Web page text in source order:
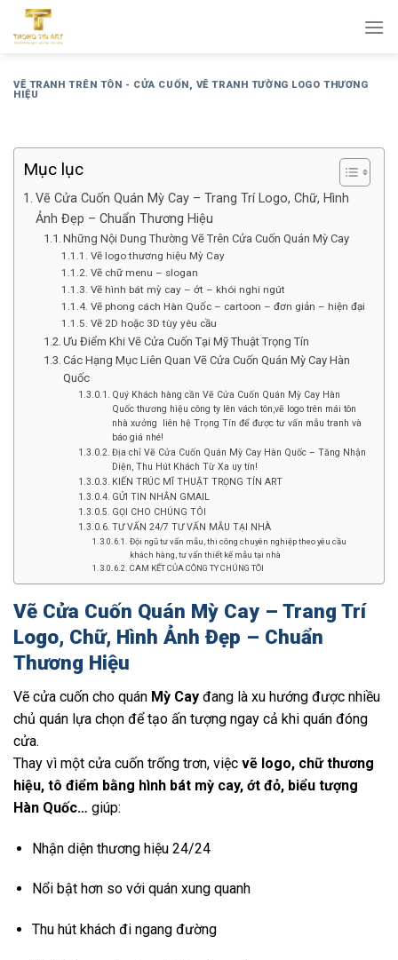
qua
dungVẼ TRANH TRÊN TÔN - CỬA CUỐN, VẼ TRANH TƯỜNG LOGO THƯƠNG
HIỆU
Mục lục
Vẽ Cửa Cuốn Quán Mỳ Cay – Trang Trí Logo, Chữ, Hình
Ảnh Đẹp – Chuẩn Thương Hiệu
Những Nội Dung Thường Vẽ Trên Cửa Cuốn Quán Mỳ Cay
Vẽ logo thương hiệu Mỳ Cay
Vẽ chữ menu – slogan
Vẽ hình bát mỳ cay – ớt – khói nghi ngút
Vẽ phong cách Hàn Quốc – cartoon – đơn giản – hiện đại
Vẽ 2D hoặc 3D tùy yêu cầu
Ưu Điểm Khi Vẽ Cửa Cuốn Tại Mỹ Thuật Trọng Tín
Các Hạng Mục Liên Quan Vẽ Cửa Cuốn Quán Mỳ Cay Hàn
Quốc
Quý Khách hàng cần Vẽ Cửa Cuốn Quán Mỳ Cay Hàn
Quốc thương hiệu công ty lên vách tôn,vẽ logo trên mái tôn
nhà xưởng liên hệ Trọng Tín để được tư vấn mẫu tranh và
báo giá nhé!
Địa chỉ Vẽ Cửa Cuốn Quán Mỳ Cay Hàn Quốc – Tăng Nhận
Diện, Thu Hút Khách Từ Xa uy tín!
KIẾN TRÚC MĨ THUẬT TRỌNG TÍN ART
GỬI TIN NHẮN GMAIL
GỌI CHO CHÚNG TÔI
TƯ VẤN 24/7 TƯ VẤN MẪU TẠI NHÀ
Đội ngũ tư vấn mẫu, thi công chuyên nghiệp theo yêu cầu
khách hàng, tư vấn thiết kế mẫu tại nhà
CAM KẾT CỦA CÔNG TY CHÚNG TÔI
Vẽ Cửa Cuốn Quán Mỳ Cay – Trang Trí
Logo, Chữ, Hình Ảnh Đẹp – Chuẩn
Thương Hiệu
Vẽ cửa cuốn cho quán Mỳ Cay đang là xu hướng được nhiều
chủ quán lựa chọn để tạo ấn tượng ngay cả khi quán đóng
cửa.
Thay vì một cửa cuốn trống trơn, việc vẽ logo, chữ thương
hiệu, tô điểm bằng hình bát mỳ cay, ớt đỏ, biểu tượng
Hàn Quốc… giúp:
Nhận diện thương hiệu 24/24
Nổi bật hơn so với quán xung quanh
Thu hút khách đi ngang đường